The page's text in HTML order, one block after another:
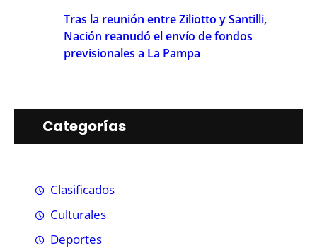
Tras la reunión entre Ziliotto y Santilli,
Nación reanudó el envío de fondos
previsionales a La Pampa
Categorías
Clasificados
Culturales
Deportes